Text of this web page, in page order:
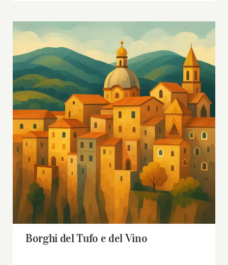
Borghi del Tufo e del Vino
Borghi del Tufo e del Vino